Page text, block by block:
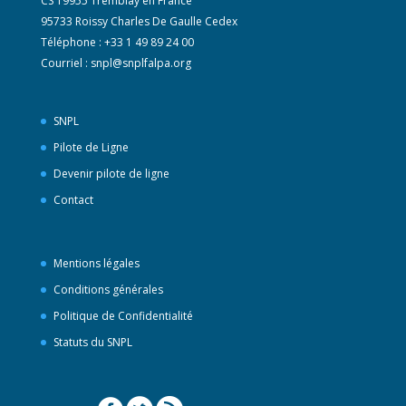
95733 Roissy Charles De Gaulle Cedex
Téléphone : +33 1 49 89 24 00
Courriel : snpl@snplfalpa.org
SNPL
Pilote de Ligne
Devenir pilote de ligne
Contact
Mentions légales
Conditions générales
Politique de Confidentialité
Statuts du SNPL